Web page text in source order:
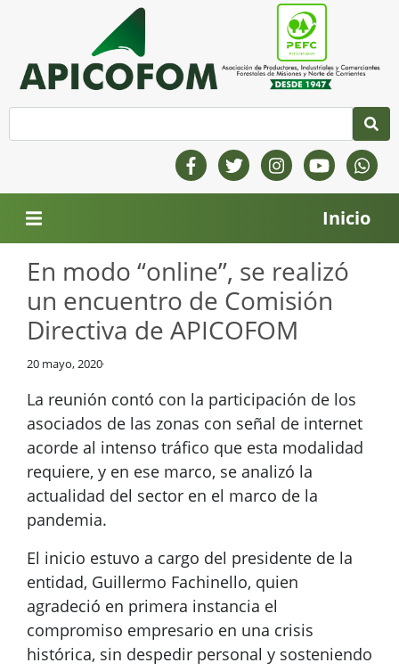
Inicio
En modo “online”, se realizó
un encuentro de Comisión
Directiva de APICOFOM
20 mayo, 2020
La reunión contó con la participación de los
asociados de las zonas con señal de internet
acorde al intenso tráfico que esta modalidad
requiere, y en ese marco, se analizó la
actualidad del sector en el marco de la
pandemia.
El inicio estuvo a cargo del presidente de la
entidad, Guillermo Fachinello, quien
agradeció en primera instancia el
compromiso empresario en una crisis
histórica, sin despedir personal y sosteniendo